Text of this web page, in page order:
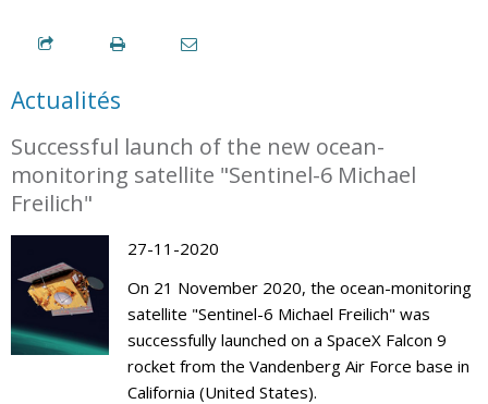
Actualités
Successful launch of the new ocean-
monitoring satellite "Sentinel-6 Michael
Freilich"
27-11-2020
On 21 November 2020, the ocean-monitoring
satellite "Sentinel-6 Michael Freilich" was
successfully launched on a SpaceX Falcon 9
rocket from the Vandenberg Air Force base in
California (United States).